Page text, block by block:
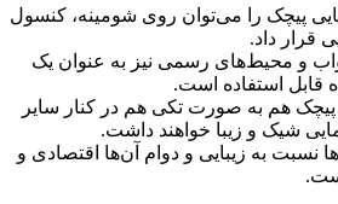
پیچک را می‌توان روی شومینه، کنسول
قرار داد.
و محیط‌های رسمی نیز به عنوان یک
استفاده است.
هم به صورت تکی هم در کنار سایر
شیک و زیبا خواهند داشت.
نسبت به زیبایی و دوام آن‌ها اقتصادی و